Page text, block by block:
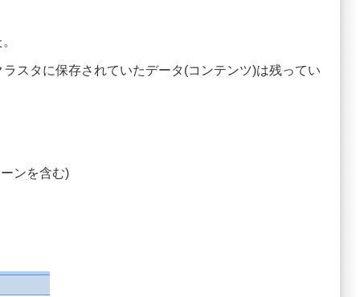
スタに保存されていたデータ(コンテンツ)は残ってい
ンを含む)